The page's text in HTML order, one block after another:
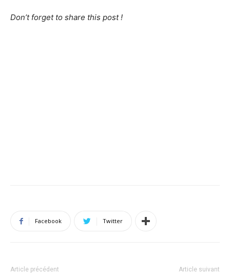
Don’t forget to share this post !
Facebook Twitter
Article précédent Article suivant